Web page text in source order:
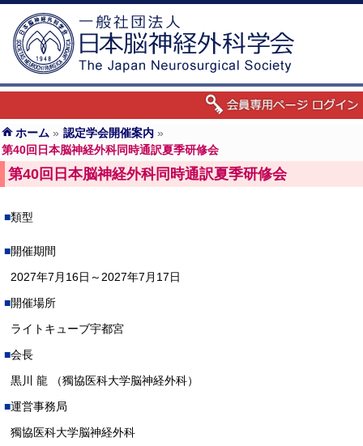
ホーム » 認定学会開催案内 »
第40回日本脳神経外科同時通訳夏季研修会
第40回日本脳神経外科同時通訳夏季研修会
類型
開催期間
2027年7月16日～2027年7月17日
開催場所
ライトキューブ宇都宮
会長
黒川 龍 （獨協医科大学脳神経外科）
運営事務局
獨協医科大学脳神経外科